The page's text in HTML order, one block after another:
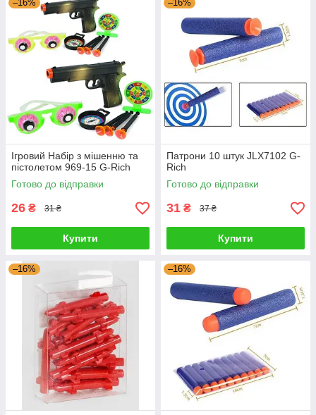
–16%
Ігровий Набір з мішенню та
пістолетом 969-15 G-Rich
Готово до відправки
26 ₴ 31 ₴
Купити
–16%
Патрони 10 штук JLX7102 G-
Rich
Готово до відправки
31 ₴ 37 ₴
Купити
–16% –16%